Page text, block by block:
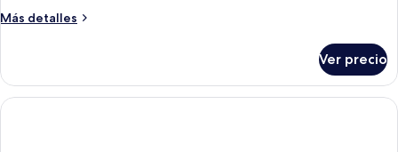
building
Más detalles
Más
room
in
annex
Ver precio